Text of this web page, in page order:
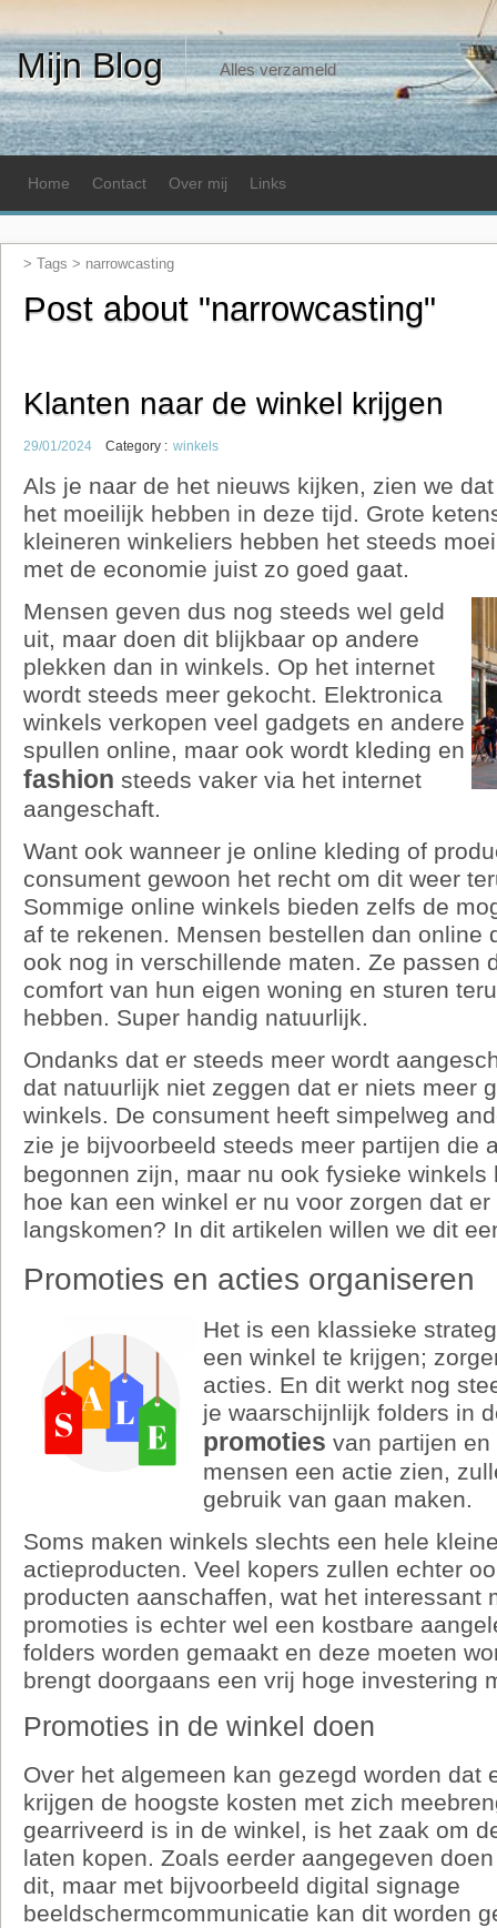
Mijn Blog Alles verzameld
Home Contact Over mij Links
> Tags > narrowcasting
Post about "narrowcasting"
Klanten naar de winkel krijgen
29/01/2024 Category : winkels
Als je naar de het nieuws kijken, zien we
het moeilijk hebben in deze tijd. Grote
kleineren winkeliers hebben het steeds
met de economie juist zo goed gaat.
Mensen geven dus nog steeds wel geld
uit, maar doen dit blijkbaar op andere
plekken dan in winkels. Op het internet
wordt steeds meer gekocht. Elektronica
winkels verkopen veel gadgets en andere
spullen online, maar ook wordt kleding en
fashion steeds vaker via het internet
aangeschaft.
Want ook wanneer je online kleding of
consument gewoon het recht om dit weer
Sommige online winkels bieden zelfs de
af te rekenen. Mensen bestellen dan online
ook nog in verschillende maten. Ze passen
comfort van hun eigen woning en sturen
hebben. Super handig natuurlijk.
Ondanks dat er steeds meer wordt
dat natuurlijk niet zeggen dat er niets meer
winkels. De consument heeft simpelweg
zie je bijvoorbeeld steeds meer partijen die
begonnen zijn, maar nu ook fysieke winkels
hoe kan een winkel er nu voor zorgen dat
langskomen? In dit artikelen willen we dit
Promoties en acties organiseren
Het is een klassieke
een winkel te krijgen;
acties. En dit werkt nog
je waarschijnlijk folders in
promoties van partijen
mensen een actie zien,
gebruik van gaan maken.
Soms maken winkels slechts een hele
actieproducten. Veel kopers zullen echter
producten aanschaffen, wat het interessant
promoties is echter wel een kostbare
folders worden gemaakt en deze moeten
brengt doorgaans een vrij hoge investering
Promoties in de winkel doen
Over het algemeen kan gezegd worden dat
krijgen de hoogste kosten met zich
gearriveerd is in de winkel, is het zaak om
laten kopen. Zoals eerder aangegeven
dit, maar met bijvoorbeeld digital signage
beeldschermcommunicatie kan dit worden